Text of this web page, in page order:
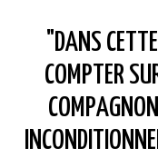
"DANS
COMPTER